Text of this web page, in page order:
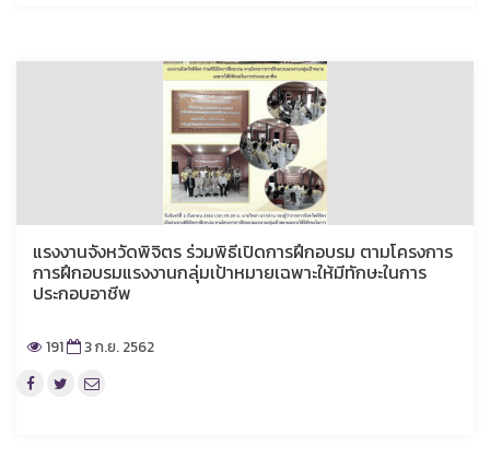
แรงงานจังหวัดพิจิตร ร่วมพิธีเปิดการฝึกอบรม ตามโครงการ
การฝึกอบรมแรงงานกลุ่มเป้าหมายเฉพาะให้มีทักษะในการ
ประกอบอาชีพ
191 3 ก.ย. 2562